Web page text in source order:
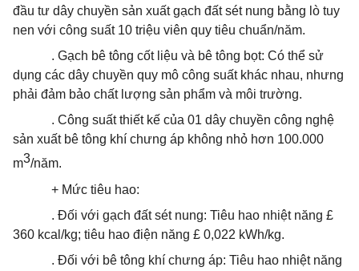
đầu tư dây chuyền sản xuất gạch đất sét nung bằng lò tuy
nen với công suất 10 triệu viên quy tiêu chuẩn/năm.
. Gạch bê tông cốt liệu và bê tông bọt: Có thể sử
dụng các dây chuyền quy mô công suất khác nhau, nhưng
phải đảm bảo chất lượng sản phẩm và môi trường.
. Công suất thiết kế của 01 dây chuyền công nghệ
sản xuất bê tông khí chưng áp không nhỏ hơn 100.000
m3/năm.
+ Mức tiêu hao:
. Đối với gạch đất sét nung: Tiêu hao nhiệt năng £
360 kcal/kg; tiêu hao điện năng £ 0,022 kWh/kg.
. Đối với bê tông khí chưng áp: Tiêu hao nhiệt năng